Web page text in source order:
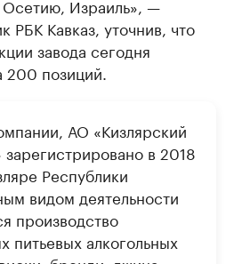
Израиль», —
РБК Кавказ, уточнив, что
завода сегодня
200 позиций.
АО «Кизлярский
зарегистрировано в 2018
Республики
видом деятельности
производство
питьевых алкогольных